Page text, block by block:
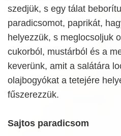
szedjük, s egy tálat
paradicsomot, paprikát,
helyezzük, s meglocsoljuk
cukorból, mustárból és a
keverünk, amit a salátára
olajbogyókat a tetejére
fűszerezzük.
Sajtos paradicsom